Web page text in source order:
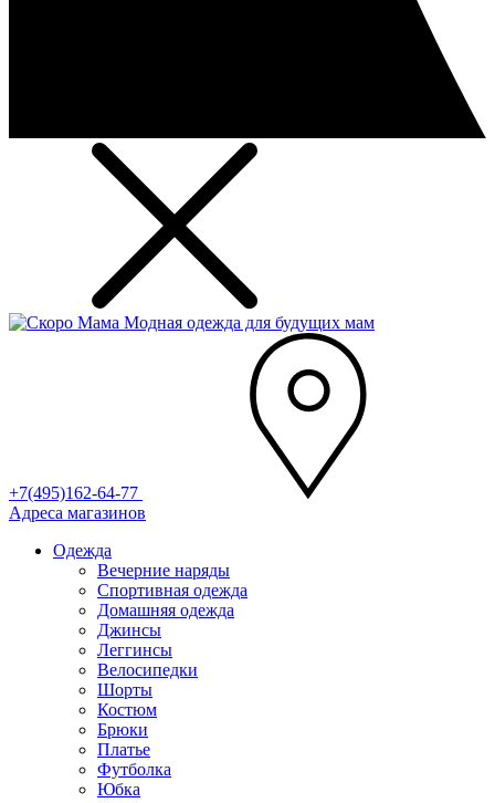
Модная одежда для будущих мам
+7(495)162-64-77
Адреса магазинов
Одежда
Вечерние наряды
Спортивная одежда
Домашняя одежда
Джинсы
Леггинсы
Велосипедки
Шорты
Костюм
Брюки
Платье
Футболка
Юбка